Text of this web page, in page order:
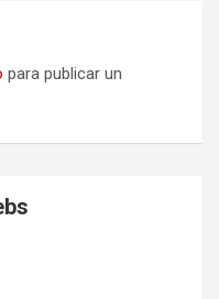
para publicar un